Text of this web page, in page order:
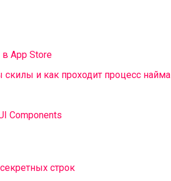
App Store
скилы и как проходит процесс найма
Components
строк